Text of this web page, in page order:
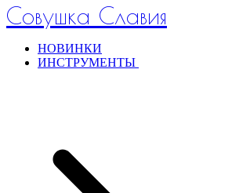
Совушка Славия
НОВИНКИ
ИНСТРУМЕНТЫ